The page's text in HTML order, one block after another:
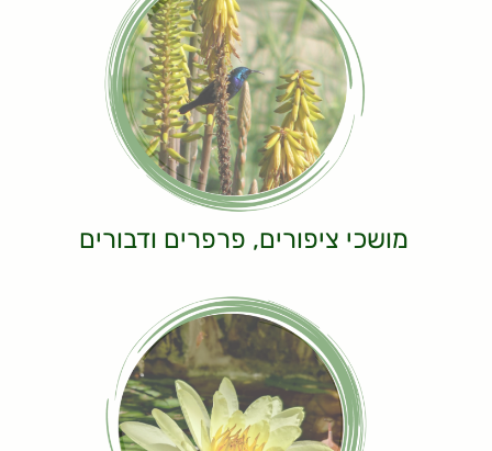
מושכי ציפורים, פרפרים ודבורים